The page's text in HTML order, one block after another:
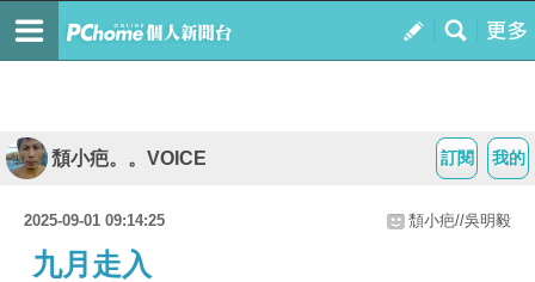
我的
訂閱
頹小疤。。VOICE
2025-09-01 09:14:25 頹小疤//吳明毅
九月走入